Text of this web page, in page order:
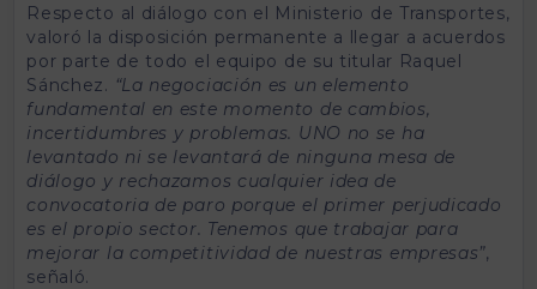
Respecto al diálogo con el Ministerio de Transportes,
valoró la disposición permanente a llegar a acuerdos
por parte de todo el equipo de su titular Raquel
Sánchez. “La negociación es un elemento
fundamental en este momento de cambios,
incertidumbres y problemas. UNO no se ha
levantado ni se levantará de ninguna mesa de
diálogo y rechazamos cualquier idea de
convocatoria de paro porque el primer perjudicado
es el propio sector. Tenemos que trabajar para
mejorar la competitividad de nuestras empresas”,
señaló.